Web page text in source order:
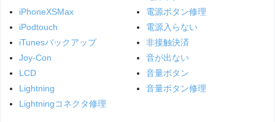
iPhoneXSMax
iPodtouch
iTunesバックアップ
Joy-Con
LCD
Lightning
Lightningコネクタ修理
電源ボタン修理
電源入らない
非接触決済
音が出ない
音量ボタン
音量ボタン修理